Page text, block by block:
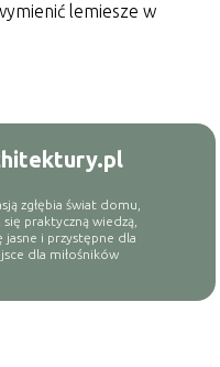
lemiesze w
zgłębia świat domu,
praktyczną wiedzą,
jasne i przystępne dla
dla miłośników